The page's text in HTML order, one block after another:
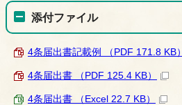
添付ファイル
4条届出書記載例 （PDF 171.8 KB）
4条届出書 （PDF 125.4 KB）
4条届出書 （Excel 22.7 KB）